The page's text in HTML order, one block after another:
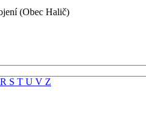
(Obec Halič)
R S T U V Z